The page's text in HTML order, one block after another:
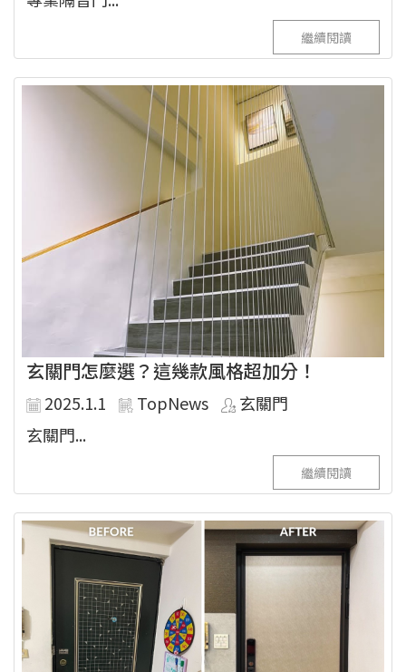
繼續閱讀
玄關門怎麼選？這幾款風格超加分！
2025.1.1 TopNews
玄關門
玄關門...
繼續閱讀